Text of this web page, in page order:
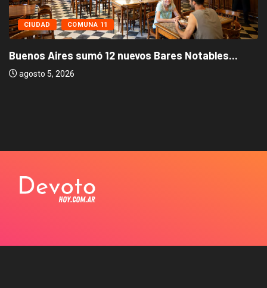
CIUDAD COMUNA 11
Buenos Aires sumó 12 nuevos Bares Notables...
agosto 5, 2026